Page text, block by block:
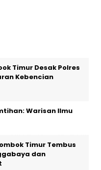
Timur Desak Polres
Kebencian
Warisan Ilmu
Timur Tembus
dan